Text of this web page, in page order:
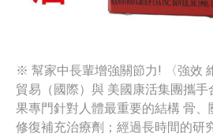
※ 幫家中長輩增強關節力! 〈強效
貿易（國際）與 美國康活集團攜
果專門針對人體最重要的結構 骨
修復補充治療劑；經過長時間的研